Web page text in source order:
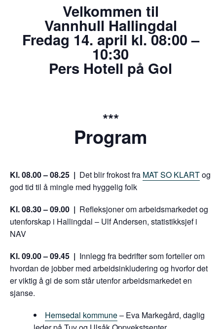
Velkommen til
Vannhull Hallingdal
Fredag 14. april kl. 08:00 –
10:30
Pers Hotell på Gol
***
Program
Kl. 08.00 – 08.25 | Det blir frokost fra MAT SO KLARTog
god tid til å mingle med hyggelig folk
Kl. 08.30 – 09.00 | Refleksjoner om arbeidsmarkedet og
utenforskap i Hallingdal – Ulf Andersen, statistikksjef i
NAV
Kl. 09.00 – 09.45 | Innlegg fra bedrifter som forteller om
hvordan de jobber med arbeidsinkludering og hvorfor det
er viktig å gi de som står utenfor arbeidsmarkedet en
sjanse.
Hemsedal kommune– Eva Markegård, daglig